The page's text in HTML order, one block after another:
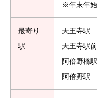
※年末年
最寄り
駅
天王寺駅
天王寺駅
阿倍野橋駅
阿倍野駅